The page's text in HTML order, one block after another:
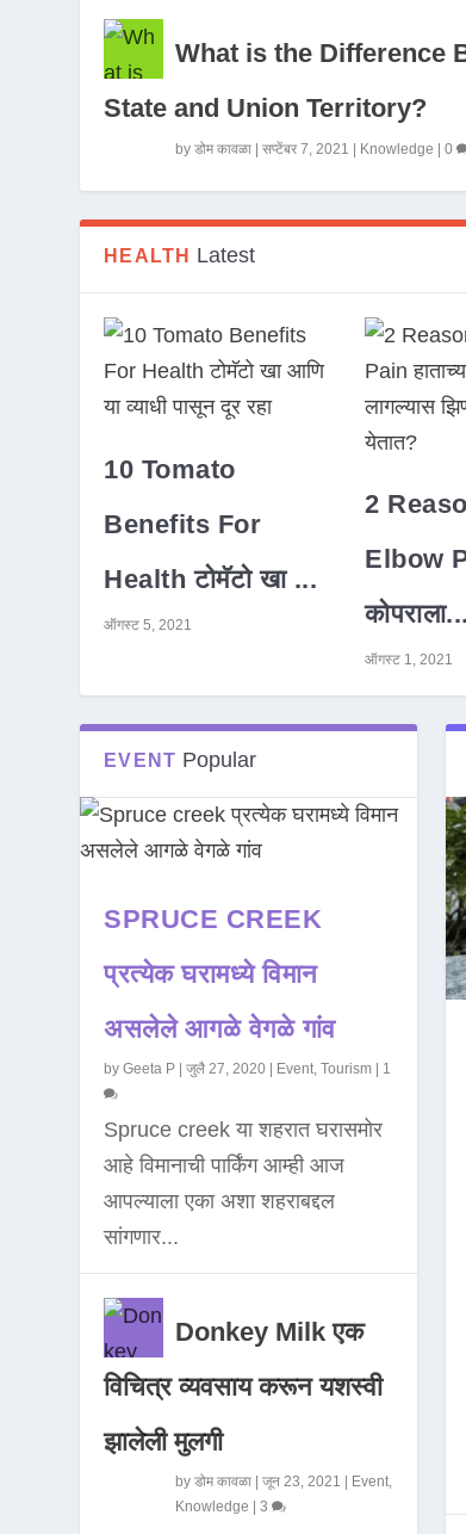
What is the Difference
State and Union Territory?
byडोम कावळा |सप्टेंबर 7, 2021 Knowledge |0
HEALTH Latest
10 Tomato
Benefits For
Health टोमॅटो खा ...
ऑगस्ट 5, 2021
2
Elbow
कोपराला...
ऑगस्ट 1, 2021
EVENT Popular
SPRUCE CREEK
प्रत्येक घरामध्ये विमान
असलेले आगळे वेगळे गांव
byGeeta P |जुलै 27, 2020 Event,Tourism 1
Spruce creek या शहरात घरासमोर
आहे विमानाची पार्किंग आम्ही आज
आपल्याला एका अशा शहराबद्दल
सांगणार...
Donkey Milk एक
विचित्र व्यवसाय करून यशस्वी
झालेली मुलगी
byडोम कावळा |जून 23, 2021 Event,
Knowledge |3